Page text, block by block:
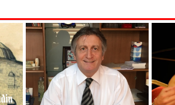
Prof. Dr. Erdoğan Mütevelli
Sözüer
Prof. Dr. Erdoğan Mütevelli Sözüer
kimdir?...